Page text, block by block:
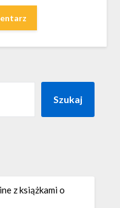
Szukaj
z książkami o